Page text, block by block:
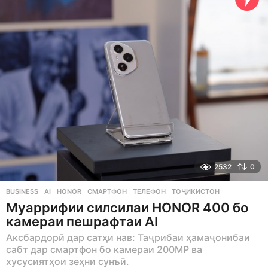
a
g
2532 0
BUSINESS AI ,HONOR ,СМАРТФОН ,ТЕЛЕФОН ,ТОҶИКИСТОН
Муаррифии силсилаи HONOR 400 бо
камераи пешрафтаи AI
Аксбардорӣ дар сатҳи нав: Таҷрибаи ҳамаҷонибаи
сабт дар смартфон бо камераи 200MP ва
хусусиятҳои зеҳни сунъӣ.